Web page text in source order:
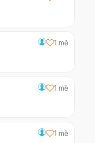
1 mě
1 mě
1 mě